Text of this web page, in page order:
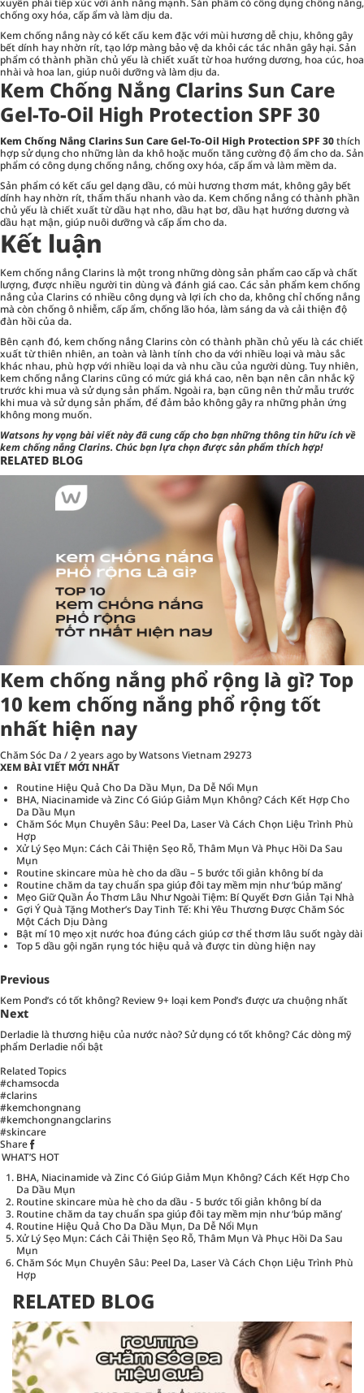
xuyên phải tiếp xúc với ánh nắng mạnh. Sản phẩm có công dụng chống nắng,
chống oxy hóa, cấp ẩm và làm dịu da.
Kem chống nắng này có kết cấu kem đặc với mùi hương dễ chịu, không gây
bết dính hay nhờn rít, tạo lớp màng bảo vệ da khỏi các tác nhân gây hại. Sản
phẩm có thành phần chủ yếu là chiết xuất từ hoa hướng dương, hoa cúc, hoa
nhài và hoa lan, giúp nuôi dưỡng và làm dịu da.
Kem Chống Nắng Clarins Sun Care
Gel-To-Oil High Protection SPF 30
Kem Chống Nắng Clarins Sun Care Gel-To-Oil High Protection SPF 30thích
hợp sử dụng cho những làn da khô hoặc muốn tăng cường độ ẩm cho da. Sản
phẩm có công dụng chống nắng, chống oxy hóa, cấp ẩm và làm mềm da.
Sản phẩm có kết cấu gel dạng dầu, có mùi hương thơm mát, không gây bết
dính hay nhờn rít, thẩm thấu nhanh vào da. Kem chống nắng có thành phần
chủ yếu là chiết xuất từ dầu hạt nho, dầu hạt bơ, dầu hạt hướng dương và
dầu hạt mận, giúp nuôi dưỡng và cấp ẩm cho da.
Kết luận
Kem chống nắng Clarins là một trong những dòng sản phẩm cao cấp và chất
lượng, được nhiều người tin dùng và đánh giá cao. Các sản phẩm kem chống
nắng của Clarins có nhiều công dụng và lợi ích cho da, không chỉ chống nắng
mà còn chống ô nhiễm, cấp ẩm, chống lão hóa, làm sáng da và cải thiện độ
đàn hồi của da.
Bên cạnh đó, kem chống nắng Clarins còn có thành phần chủ yếu là các chiết
xuất từ thiên nhiên, an toàn và lành tính cho da với nhiều loại và màu sắc
khác nhau, phù hợp với nhiều loại da và nhu cầu của người dùng. Tuy nhiên,
kem chống nắng Clarins cũng có mức giá khá cao, nên bạn nên cân nhắc kỹ
trước khi mua và sử dụng sản phẩm. Ngoài ra, bạn cũng nên thử mẫu trước
khi mua và sử dụng sản phẩm, để đảm bảo không gây ra những phản ứng
không mong muốn.
Watsonshy vọng bài viết này đã cung cấp cho bạn những thông tin hữu ích về
kem chống nắng Clarins. Chúc bạn lựa chọn được sản phẩm thích hợp!
RELATED BLOG
Kem chống nắng phổ rộng là gì? Top
10 kem chống nắng phổ rộng tốt
nhất hiện nay
Chăm Sóc Da /2 years ago by Watsons Vietnam29273
XEM BÀI VIẾT MỚI NHẤT
Routine Hiệu Quả Cho Da Dầu Mụn, Da Dễ Nổi Mụn
BHA, Niacinamide và Zinc Có Giúp Giảm Mụn Không? Cách Kết Hợp Cho
Da Dầu Mụn
Chăm Sóc Mụn Chuyên Sâu: Peel Da, Laser Và Cách Chọn Liệu Trình Phù
Hợp
Xử Lý Sẹo Mụn: Cách Cải Thiện Sẹo Rỗ, Thâm Mụn Và Phục Hồi Da Sau
Mụn
Routine skincare mùa hè cho da dầu – 5 bước tối giản không bí da
Routine chăm da tay chuẩn spa giúp đôi tay mềm mịn như ‘búp măng’
Mẹo Giữ Quần Áo Thơm Lâu Như Ngoài Tiệm: Bí Quyết Đơn Giản Tại Nhà
Gợi Ý Quà Tặng Mother’s Day Tinh Tế: Khi Yêu Thương Được Chăm Sóc
Một Cách Dịu Dàng
Bật mí 10 mẹo xịt nước hoa đúng cách giúp cơ thể thơm lâu suốt ngày dài
Top 5 dầu gội ngăn rụng tóc hiệu quả và được tin dùng hiện nay
Previous
Kem Pond’s có tốt không? Review 9+ loại kem Pond’s được ưa chuộng nhất
Next
Derladie là thương hiệu của nước nào? Sử dụng có tốt không? Các dòng mỹ
phẩm Derladie nổi bật
Related Topics
#chamsocda
#clarins
#kemchongnang
#kemchongnangclarins
#skincare
Share
WHAT’S HOT
BHA, Niacinamide và Zinc Có Giúp Giảm Mụn Không? Cách Kết Hợp Cho
Da Dầu Mụn
Routine skincare mùa hè cho da dầu - 5 bước tối giản không bí da
Routine chăm da tay chuẩn spa giúp đôi tay mềm mịn như ‘búp măng’
Routine Hiệu Quả Cho Da Dầu Mụn, Da Dễ Nổi Mụn
Xử Lý Sẹo Mụn: Cách Cải Thiện Sẹo Rỗ, Thâm Mụn Và Phục Hồi Da Sau
Mụn
Chăm Sóc Mụn Chuyên Sâu: Peel Da, Laser Và Cách Chọn Liệu Trình Phù
Hợp
RELATED BLOG